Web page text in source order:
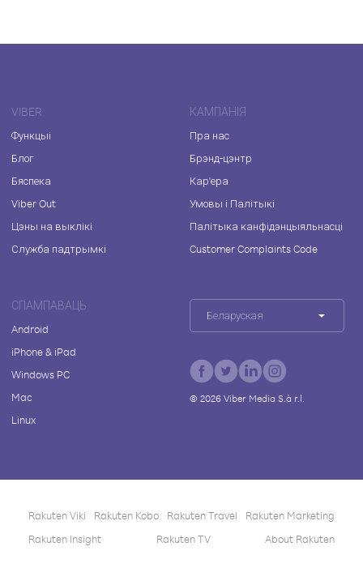
VIBER
Функцыі
Блог
Бяспека
Viber Out
Цэны на выклікі
Служба падтрымкі
КАМПАНІЯ
Пра нас
Брэнд-цэнтр
Кар'ера
Умовы і Палітыкі
Палітыка канфідэнцыяльнасці
Customer Complaints Code
СПАМПАВАЦЬ
Android
iPhone & iPad
Windows PC
Mac
Linux
Беларуская
© 2026Viber Media S.à r.l.
Rakuten Viki Rakuten Kobo Rakuten Travel
Rakuten Marketing
Rakuten Insight
Rakuten TV About Rakuten